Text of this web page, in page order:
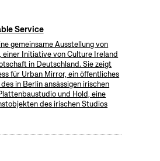
Service
gemeinsame Ausstellung von
Initiative von Culture Ireland
in Deutschland. Sie zeigt
für Urban Mirror, ein öffentliches
in Berlin ansässigen irischen
und Hold, eine
des irischen Studios